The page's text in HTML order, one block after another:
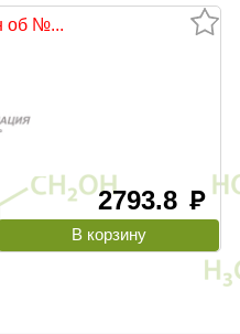
об №...
2793.8 руб